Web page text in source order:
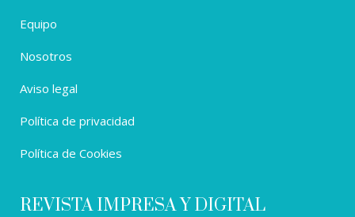
Equipo
Nosotros
Aviso legal
Política de privacidad
Política de Cookies
REVISTA IMPRESA Y DIGITAL